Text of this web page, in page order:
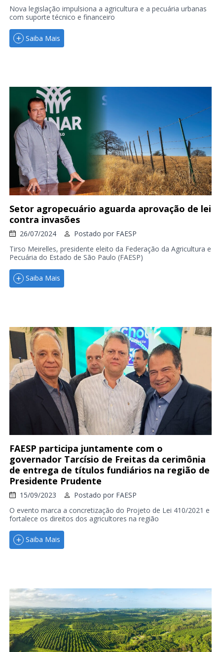
Nova legislação impulsiona a agricultura e a pecuária urbanas
com suporte técnico e financeiro
Saiba Mais
Setor agropecuário aguarda aprovação de lei
contra invasões
26/07/2024 Postado por FAESP
Tirso Meirelles, presidente eleito da Federação da Agricultura e
Pecuária do Estado de São Paulo (FAESP)
Saiba Mais
FAESP participa juntamente com o
governador Tarcísio de Freitas da cerimônia
de entrega de títulos fundiários na região de
Presidente Prudente
15/09/2023 Postado por FAESP
O evento marca a concretização do Projeto de Lei 410/2021 e
fortalece os direitos dos agricultores na região
Saiba Mais